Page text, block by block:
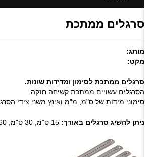
סרגלים ממתכת
מותג:
מקט:
סרגלים ממתכת לסימון ומדידות שונות.
הסרגלים עשויים ממתכת קשיחה חזקה.
סימוני מידות של ס"מ, מ"מ ואינץ משני צידי
ניתן להשיג סרגלים באורך: 15 ס"מ, 30 ס"מ, 60 ס"מ, 100 ס"מ